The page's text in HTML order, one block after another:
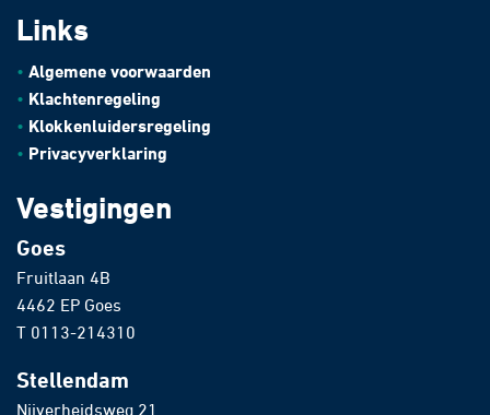
Links
Algemene voorwaarden
Klachtenregeling
Klokkenluidersregeling
Privacyverklaring
Vestigingen
Goes
Fruitlaan 4B
4462 EP Goes
T 0113-214310
Stellendam
Nijverheidsweg 21